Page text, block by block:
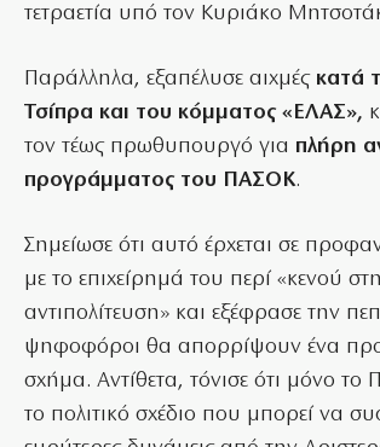
τετραετία υπό τον Κυριάκο
Παράλληλα, εξαπέλυσε αιχμές κατά
Τσίπρα και του κόμματος «ΕΛΑΣ»,
τον τέως πρωθυπουργό για πλήρη
προγράμματος του ΠΑΣΟΚ.
Σημείωσε ότι αυτό έρχεται σε
με το επιχείρημά του περί «κενού
αντιπολίτευση» και εξέφρασε την
ψηφοφόροι θα απορρίψουν ένα
σχήμα. Αντίθετα, τόνισε ότι μόνο το
το πολιτικό σχέδιο που μπορεί να